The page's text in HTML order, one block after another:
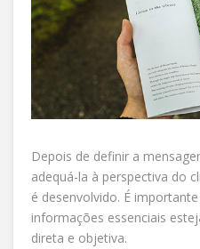
Depois de definir a
adequá-la à perspectiva do
é desenvolvido. É
informações essenciais
direta e objetiva.